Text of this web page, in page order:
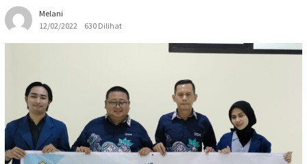
Melani
12/02/2022
630 Dilihat